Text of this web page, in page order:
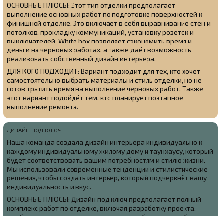
ОСНОВНЫЕ ПЛЮСЫ: Этот тип отделки предполагает
выполнение основных работ по подготовке поверхностей к
финишной отделке. Это включает в себя выравнивание стен и
потолков, прокладку коммуникаций, установку розеток и
выключателей. White box позволяет сэкономить время и
деньги на черновых работах, а также даёт возможность
реализовать собственный дизайн интерьера.
ДЛЯ КОГО ПОДХОДИТ: Вариант подходит для тех, кто хочет
самостоятельно выбрать материалы и стиль отделки, но не
готов тратить время на выполнение черновых работ. Также
этот вариант подойдёт тем, кто планирует поэтапное
выполнение ремонта.
ДИЗАЙН ПОД КЛЮЧ
Наша команда создала дизайн интерьера индивидуально к
каждому индивидуальному жилому дому и таунхаусу, который
будет соответствовать вашим потребностям и стилю жизни.
Мы использовали современные тенденции и стилистические
решения, чтобы создать интерьер, который подчеркнёт вашу
индивидуальность и вкус.
ОСНОВНЫЕ ПЛЮСЫ: Дизайн под ключ предполагает полный
комплекс работ по отделке, включая разработку проекта,